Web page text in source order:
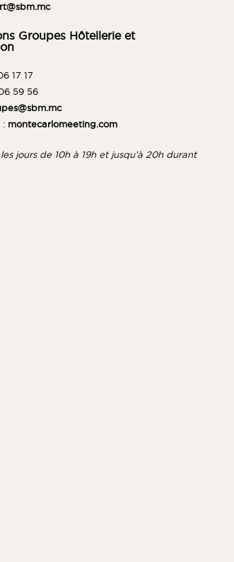
Groupes Hôtellerie et
17 17
59 56
: montecarlomeeting.com
jours de 10h à 19h et jusqu’à 20h durant